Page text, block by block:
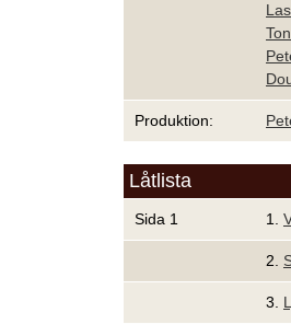
Produktion:
Låtlista
Sida 1 1.
2.
3.